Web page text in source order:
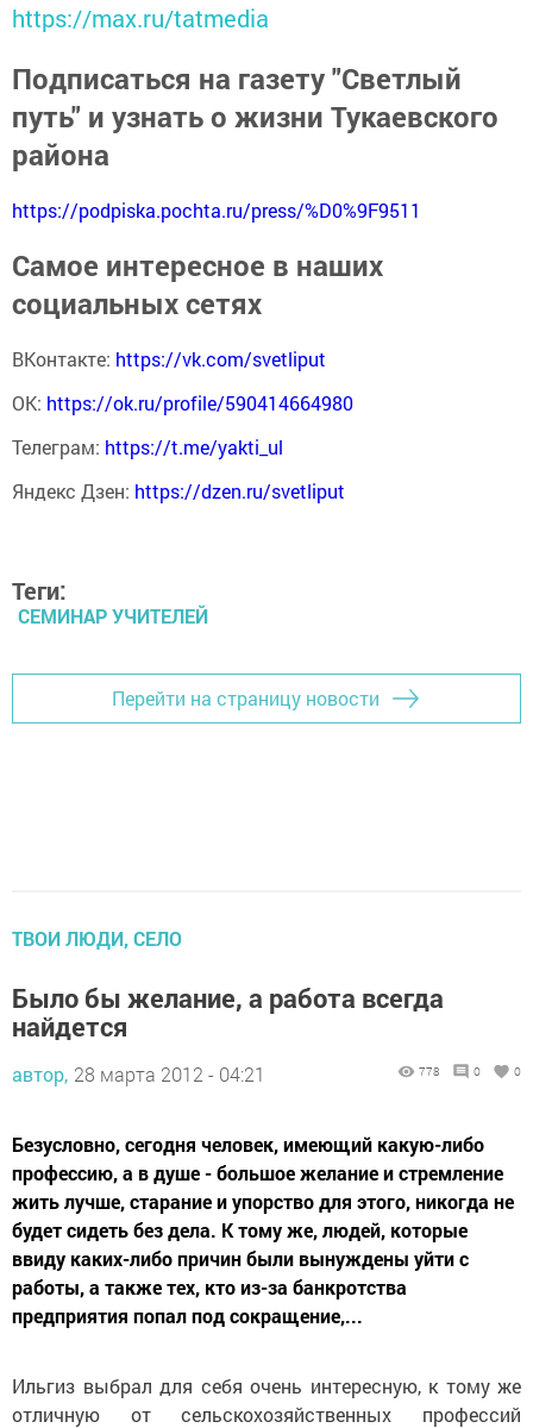
https://max.ru/tatmedia
Подписаться на газету "Светлый
путь" и узнать о жизни Тукаевского
района
https://podpiska.pochta.ru/press/%D0%9F9511
Самое интересное в наших
социальных сетях
ВКонтакте: https://vk.com/svetliput
ОК: https://ok.ru/profile/590414664980
Телеграм: https://t.me/yakti_ul
Яндекс Дзен: https://dzen.ru/svetliput
Теги:
СЕМИНАР УЧИТЕЛЕЙ
Перейти на страницу новости
ТВОИ ЛЮДИ, СЕЛО
Было бы желание, а работа всегда
найдется
автор, 28 марта 2012 - 04:21 778 0 0
Безусловно, сегодня человек, имеющий какую-либо
профессию, а в душе - большое желание и стремление
жить лучше, старание и упорство для этого, никогда не
будет сидеть без дела. К тому же, людей, которые
ввиду каких-либо причин были вынуждены уйти с
работы, а также тех, кто из-за банкротства
предприятия попал под сокращение,...
Ильгиз выбрал для себя очень интересную, к тому же
отличную от сельскохозяйственных профессий